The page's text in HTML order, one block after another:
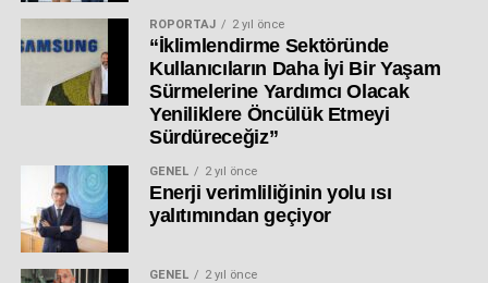
RÖPORTAJ 2 yıl önce
“İklimlendirme Sektöründe
Kullanıcıların Daha İyi Bir Yaşam
Sürmelerine Yardımcı Olacak
Yeniliklere Öncülük Etmeyi
Sürdüreceğiz”
GENEL 2 yıl önce
Enerji verimliliğinin yolu ısı
yalıtımından geçiyor
GENEL 2 yıl önce